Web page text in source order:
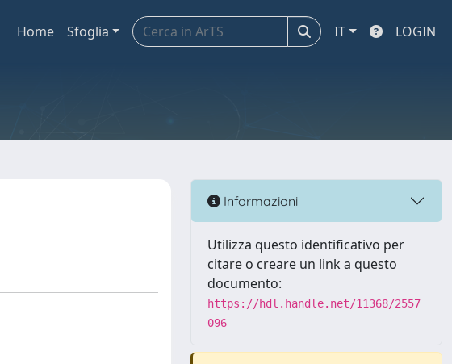
Home Sfoglia IT LOGIN
Informazioni
Utilizza questo identificativo per
citare o creare un link a questo
documento:
https://hdl.handle.net/11368/2557
096